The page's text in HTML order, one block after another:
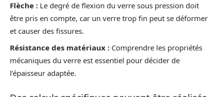
Flèche : Le degré de flexion du verre sous pression doit
être pris en compte, car un verre trop fin peut se déformer
et causer des fissures.
Résistance des matériaux : Comprendre les propriétés
mécaniques du verre est essentiel pour décider de
l’épaisseur adaptée.